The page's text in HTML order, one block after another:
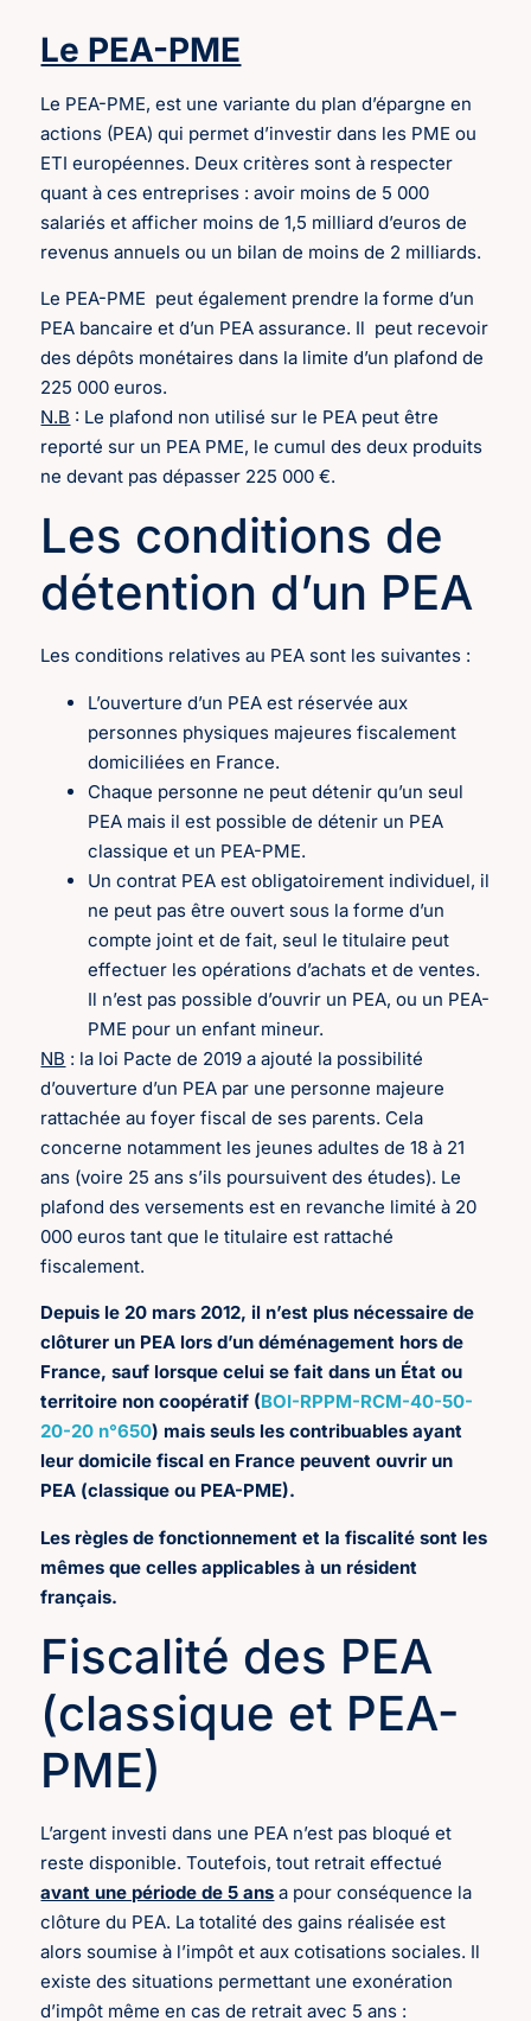
Le PEA-PME
Le PEA-PME, est une variante du plan d’épargne en
actions (PEA) qui permet d’investir dans les PME ou
ETI européennes. Deux critères sont à respecter
quant à ces entreprises : avoir moins de 5 000
salariés et afficher moins de 1,5 milliard d’euros de
revenus annuels ou un bilan de moins de 2 milliards.
Le PEA-PME peut également prendre la forme d’un
PEA bancaire et d’un PEA assurance. Il peut recevoir
des dépôts monétaires dans la limite d’un plafond de
225 000 euros.
N.B : Le plafond non utilisé sur le PEA peut être
reporté sur un PEA PME, le cumul des deux produits
ne devant pas dépasser 225 000 €.
Les conditions de
détention d’un PEA
Les conditions relatives au PEA sont les suivantes :
L’ouverture d’un PEA est réservée aux
personnes physiques majeures fiscalement
domiciliées en France.
Chaque personne ne peut détenir qu’un seul
PEA mais il est possible de détenir un PEA
classique et un PEA-PME.
Un contrat PEA est obligatoirement individuel, il
ne peut pas être ouvert sous la forme d’un
compte joint et de fait, seul le titulaire peut
effectuer les opérations d’achats et de ventes.
Il n’est pas possible d’ouvrir un PEA, ou un PEA-
PME pour un enfant mineur.
NB : la loi Pacte de 2019 a ajouté la possibilité
d’ouverture d’un PEA par une personne majeure
rattachée au foyer fiscal de ses parents. Cela
concerne notamment les jeunes adultes de 18 à 21
ans (voire 25 ans s’ils poursuivent des études). Le
plafond des versements est en revanche limité à 20
000 euros tant que le titulaire est rattaché
fiscalement.
Depuis le 20 mars 2012, il n’est plus nécessaire de
clôturer un PEA lors d’un déménagement hors de
France, sauf lorsque celui se fait dans un État ou
territoire non coopératif (BOI-RPPM-RCM-40-50-
20-20 n°650) mais seuls les contribuables ayant
leur domicile fiscal en France peuvent ouvrir un
PEA (classique ou PEA-PME).
Les règles de fonctionnement et la fiscalité sont les
mêmes que celles applicables à un résident
français.
Fiscalité des PEA
(classique et PEA-
PME)
L’argent investi dans une PEA n’est pas bloqué et
reste disponible. Toutefois, tout retrait effectué
avant une période de 5 ans a pour conséquence la
clôture du PEA. La totalité des gains réalisée est
alors soumise à l’impôt et aux cotisations sociales. Il
existe des situations permettant une exonération
d’impôt même en cas de retrait avec 5 ans :